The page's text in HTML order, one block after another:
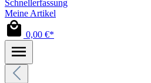
Schnellerfassung
Meine Artikel
0,00 €*